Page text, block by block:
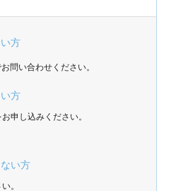
方
お問い合わせください。
方
申し込みください。
い方
。